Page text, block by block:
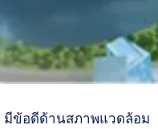
มีข้อดีด้านสภาพแวดล้อม